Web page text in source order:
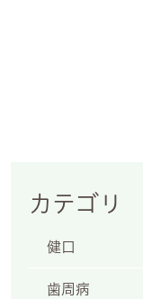
カテゴリ
健口
歯周病